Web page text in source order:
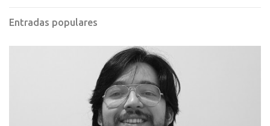
Entradas populares